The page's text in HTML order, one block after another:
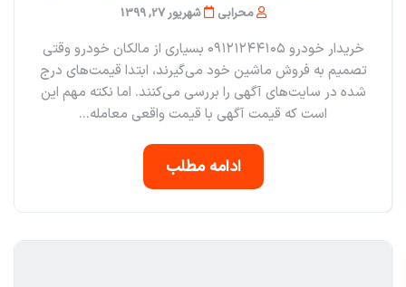
محرابی شهریور 27, 1399
خریدار خودرو ۰۹۱۲۱۲۴۴۱۰۵ بسیاری از مالکان خودرو وقتی
تصمیم به فروش ماشین خود می‌گیرند، ابتدا قیمت‌های درج
شده در سایت‌های آگهی را بررسی می‌کنند. اما نکته مهم این
است که قیمت آگهی با قیمت واقعی معامله...
ادامه مطلب